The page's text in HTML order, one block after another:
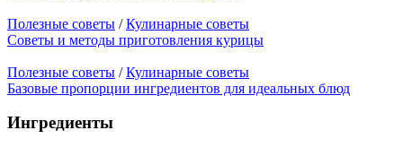
Полезные советы /Кулинарные советы
Советы и методы приготовления курицы
Полезные советы /Кулинарные советы
Базовые пропорции ингредиентов для идеальных блюд
Ингредиенты